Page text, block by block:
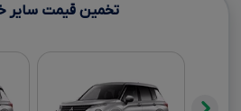
تخمین قیمت سایر